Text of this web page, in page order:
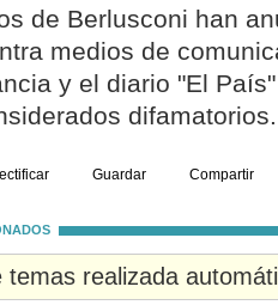
de Berlusconi han
medios de
y el diario "El
difamatorios.
Guardar Compartir
temas realizada